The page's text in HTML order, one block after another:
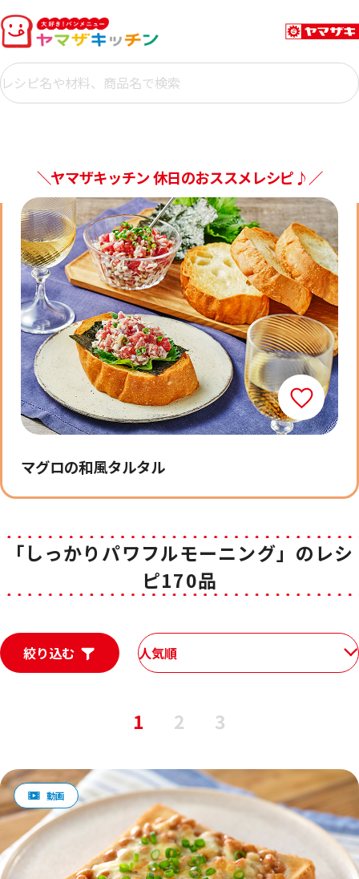
＼ヤマザキッチン 休日のおススメレシピ♪／
マグロの和風タルタル
「しっかりパワフルモーニング」のレシ
ピ170品
絞り込む
1 2 3
人気順